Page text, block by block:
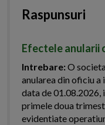
Raspunsuri
Efectele anularii
Intrebare:O
anularea din oficiu
data de
primele doua
evidentiate